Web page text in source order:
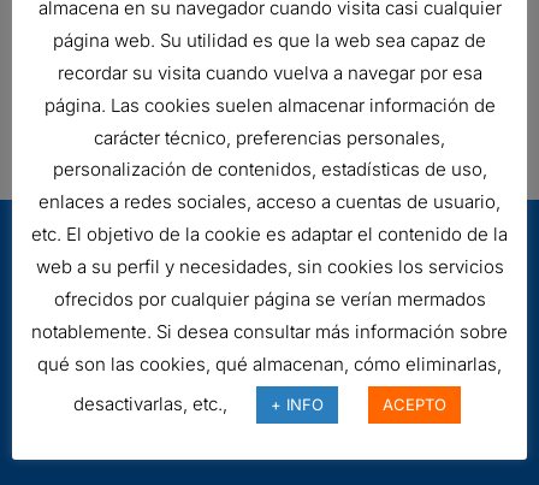
Style Radialseal
Media Type Safety
Price Type F
Aviso legal
almacena en su navegador cuando visita casi cualquier
página web. Su utilidad es que la web sea capaz de
recordar su visita cuando vuelva a navegar por esa
página. Las cookies suelen almacenar información de
carácter técnico, preferencias personales,
personalización de contenidos, estadísticas de uso,
enlaces a redes sociales, acceso a cuentas de usuario,
etc. El objetivo de la cookie es adaptar el contenido de la
web a su perfil y necesidades, sin cookies los servicios
ofrecidos por cualquier página se verían mermados
notablemente. Si desea consultar más información sobre
qué son las cookies, qué almacenan, cómo eliminarlas,
desactivarlas, etc.,
+ INFO ACEPTO